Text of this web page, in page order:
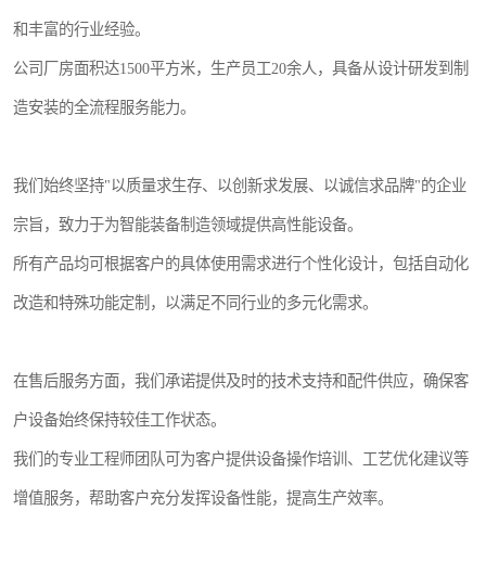
和丰富的行业经验。
公司厂房面积达1500平方米，生产员工20余人，具备从设计研发到制
造安装的全流程服务能力。
我们始终坚持"以质量求生存、以创新求发展、以诚信求品牌"的企业
宗旨，致力于为智能装备制造领域提供高性能设备。
所有产品均可根据客户的具体使用需求进行个性化设计，包括自动化
改造和特殊功能定制，以满足不同行业的多元化需求。
在售后服务方面，我们承诺提供及时的技术支持和配件供应，确保客
户设备始终保持较佳工作状态。
我们的专业工程师团队可为客户提供设备操作培训、工艺优化建议等
增值服务，帮助客户充分发挥设备性能，提高生产效率。